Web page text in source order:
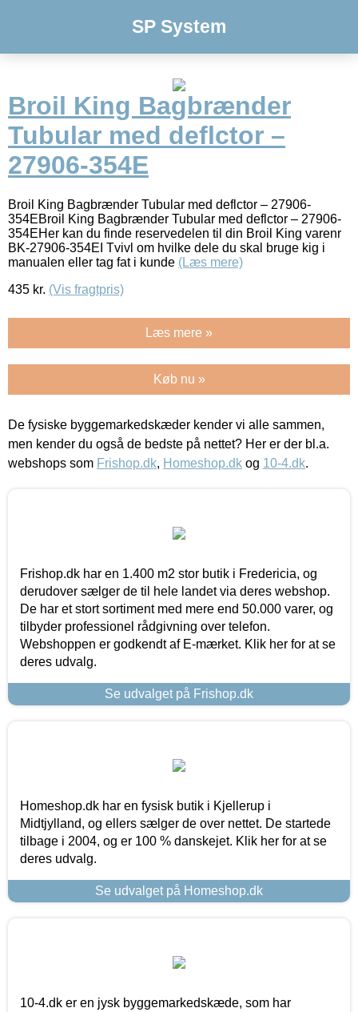
SP System
Broil King Bagbrænder
Tubular med deflctor –
27906-354E
Broil King Bagbrænder Tubular med deflctor – 27906-
354EBroil King Bagbrænder Tubular med deflctor – 27906-
354EHer kan du finde reservedelen til din Broil King varenr
BK-27906-354EI Tvivl om hvilke dele du skal bruge kig i
manualen eller tag fat i kunde (Læs mere)
435 kr. (Vis fragtpris)
Læs mere »
Køb nu »
De fysiske byggemarkedskæder kender vi alle sammen,
men kender du også de bedste på nettet? Her er der bl.a.
webshops som Frishop.dk, Homeshop.dk og 10-4.dk.
Frishop.dk har en 1.400 m2 stor butik i Fredericia, og
derudover sælger de til hele landet via deres webshop.
De har et stort sortiment med mere end 50.000 varer, og
tilbyder professionel rådgivning over telefon.
Webshoppen er godkendt af E-mærket. Klik her for at se
deres udvalg.
Se udvalget på Frishop.dk
Homeshop.dk har en fysisk butik i Kjellerup i
Midtjylland, og ellers sælger de over nettet. De startede
tilbage i 2004, og er 100 % danskejet. Klik her for at se
deres udvalg.
Se udvalget på Homeshop.dk
10-4.dk er en jysk byggemarkedskæde, som har